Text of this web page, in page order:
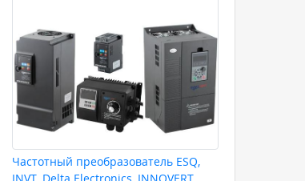
Частотный преобразователь ESQ,